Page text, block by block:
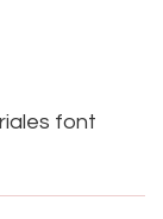
font